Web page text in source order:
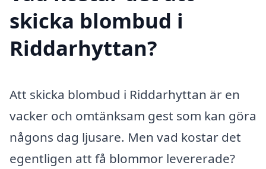
skicka blombud i
Riddarhyttan?
Att skicka blombud i Riddarhyttan är en
vacker och omtänksam gest som kan göra
någons dag ljusare. Men vad kostar det
egentligen att få blommor levererade?